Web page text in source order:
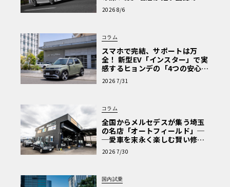
心と、Cクラスで味わうシルキー
な走り〈PR〉
2026 8/6
コラム
スマホで完結、サポートは万
全！ 新型EV「インスター」で実
感するヒョンデの「4つの安心」
【第1回・ヒョンデ6つの疑問：
Why? Hyundai?】〈PR〉
2026 7/31
コラム
全国からメルセデスが集う埼玉
の名店「オートフィールド」─
─愛車を末永く楽しむ賢い修理
術と、プロがフックス製オイル
を選ぶ理由〈PR〉
2026 7/30
国内試乗